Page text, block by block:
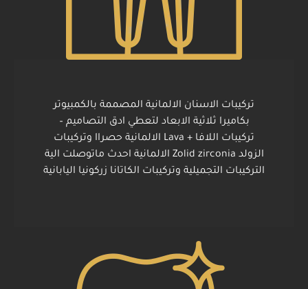
تركيبات الاسنان الالمانية المصممة بالكمبيوتر
بكاميرا ثلاثية الابعاد لتعطي ادق التصاميم –
تركيبات اللافا + Lava الالمانية حصراا وتركيبات
الزولد Zolid zirconia الالمانية احدث ماتوصلت الية
التركيبات التجميلية وتركيبات الكاتانا زركونيا اليابانية